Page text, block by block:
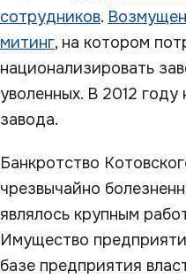
сотрудников.
митинг, на котором
национализировать
уволенных. В 2012 году
завода.
Банкротство
чрезвычайно
являлось крупным
Имущество
базе предприятия